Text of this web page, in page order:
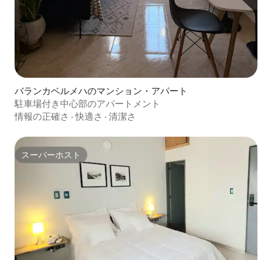
バランカベルメハのマンション・アパート
駐車場付き中心部のアパートメント
情報の正確さ ·快適さ · 清潔さ
スーパーホスト
スーパーホスト